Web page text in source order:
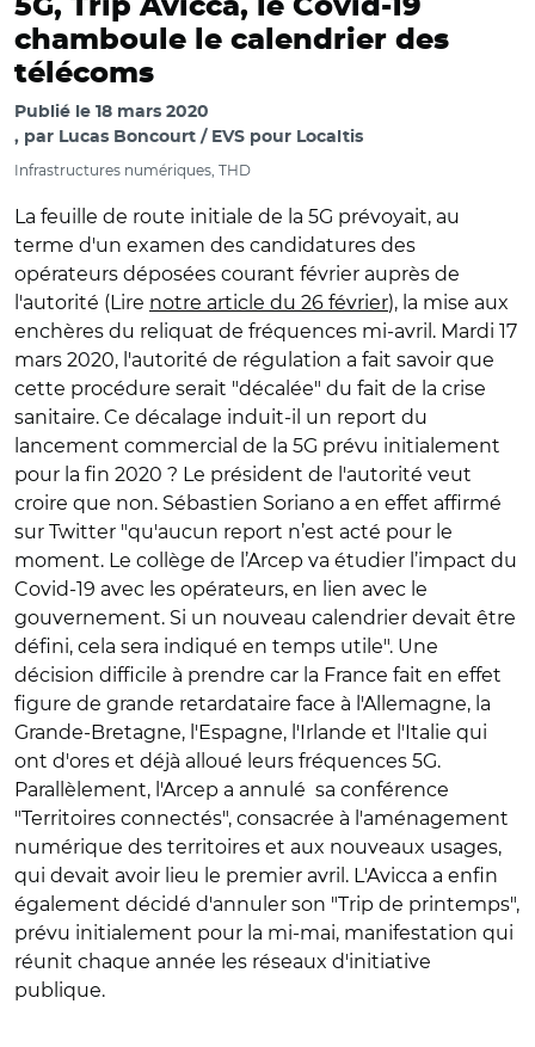
5G, Trip Avicca, le Covid-19
chamboule le calendrier des
télécoms
Publié le 18 mars 2020
par Lucas Boncourt / EVS pour Localtis
Infrastructures numériques, THD
La feuille de route initiale de la 5G prévoyait, au
terme d'un examen des candidatures des
opérateurs déposées courant février auprès de
l'autorité (Lire notre article du 26 février), la mise aux
enchères du reliquat de fréquences mi-avril. Mardi 17
mars 2020, l'autorité de régulation a fait savoir que
cette procédure serait "décalée" du fait de la crise
sanitaire. Ce décalage induit-il un report du
lancement commercial de la 5G prévu initialement
pour la fin 2020 ? Le président de l'autorité veut
croire que non. Sébastien Soriano a en effet affirmé
sur Twitter "qu'aucun report n’est acté pour le
moment. Le collège de l’Arcep va étudier l’impact du
Covid-19 avec les opérateurs, en lien avec le
gouvernement. Si un nouveau calendrier devait être
défini, cela sera indiqué en temps utile". Une
décision difficile à prendre car la France fait en effet
figure de grande retardataire face à l'Allemagne, la
Grande-Bretagne, l'Espagne, l'Irlande et l'Italie qui
ont d'ores et déjà alloué leurs fréquences 5G.
Parallèlement, l'Arcep a annulé sa conférence
"Territoires connectés", consacrée à l'aménagement
numérique des territoires et aux nouveaux usages,
qui devait avoir lieu le premier avril. L'Avicca a enfin
également décidé d'annuler son "Trip de printemps",
prévu initialement pour la mi-mai, manifestation qui
réunit chaque année les réseaux d'initiative
publique.